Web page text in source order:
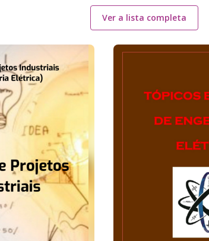
Ver a lista completa